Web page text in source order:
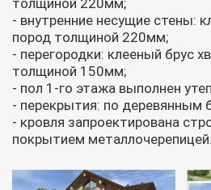
- внутренние несущие стены:
пород толщиной 220мм;
- перегородки: клееный брус
толщиной 150мм;
- пол 1-го этажа выполнен
- перекрытия: по деревянным
- кровля запроектирована
покрытием металлочерепицей.